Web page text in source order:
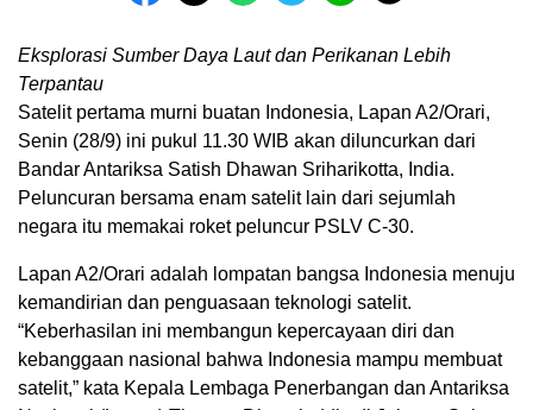
Eksplorasi Sumber Daya Laut dan Perikanan Lebih
Terpantau
Satelit pertama murni buatan Indonesia, Lapan A2/Orari,
Senin (28/9) ini pukul 11.30 WIB akan diluncurkan dari
Bandar Antariksa Satish Dhawan Sriharikotta, India.
Peluncuran bersama enam satelit lain dari sejumlah
negara itu memakai roket peluncur PSLV C-30.
Lapan A2/Orari adalah lompatan bangsa Indonesia menuju
kemandirian dan penguasaan teknologi satelit.
“Keberhasilan ini membangun kepercayaan diri dan
kebanggaan nasional bahwa Indonesia mampu membuat
satelit,” kata Kepala Lembaga Penerbangan dan Antariksa